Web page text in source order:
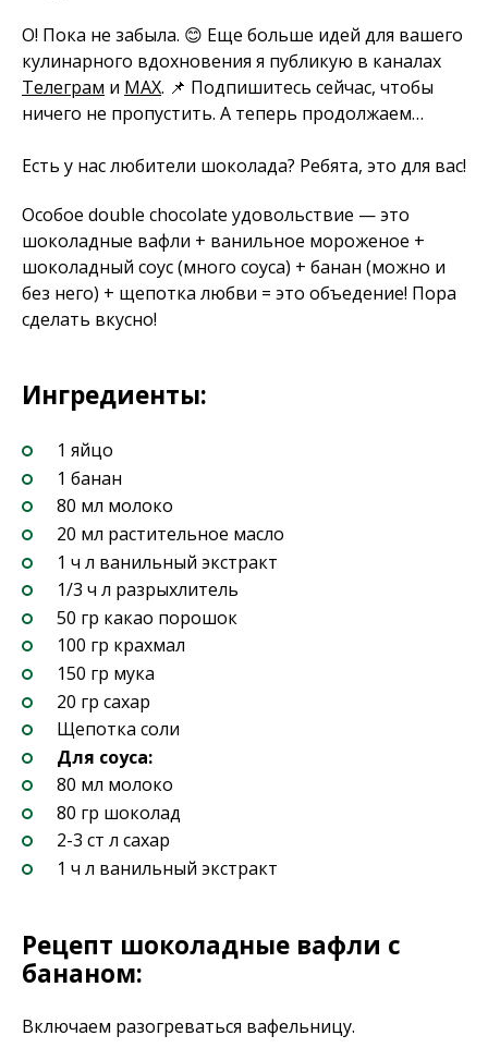
О! Пока не забыла. 😊 Еще больше идей для вашего
кулинарного вдохновения я публикую в каналах
Телеграм и MAX. 📌 Подпишитесь сейчас, чтобы
ничего не пропустить. А теперь продолжаем…
Есть у нас любители шоколада? Ребята, это для вас!
Особое double chocolate удовольствие — это
шоколадные вафли + ванильное мороженое +
шоколадный соус (много соуса) + банан (можно и
без него) + щепотка любви = это объедение! Пора
сделать вкусно!
Ингредиенты:
1 яйцо
1 банан
80 мл молоко
20 мл растительное масло
1 ч л ванильный экстракт
1/3 ч л разрыхлитель
50 гр какао порошок
100 гр крахмал
150 гр мука
20 гр сахар
Щепотка соли
Для соуса:
80 мл молоко
80 гр шоколад
2-3 ст л сахар
1 ч л ванильный экстракт
Рецепт шоколадные вафли с
бананом:
Включаем разогреваться вафельницу.